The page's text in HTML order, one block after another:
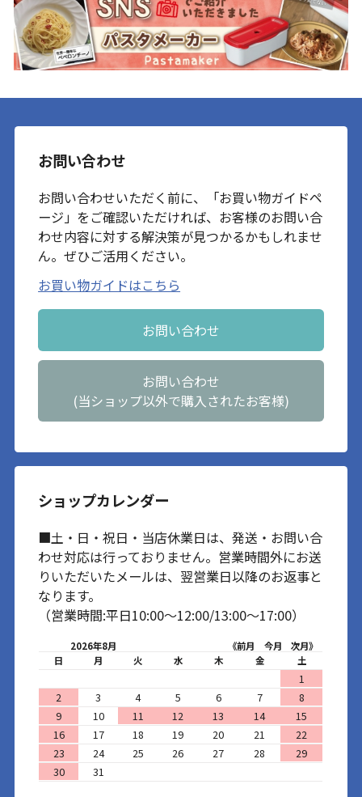
お問い合わせ
お問い合わせいただく前に、「お買い物ガイドペ
ージ」をご確認いただければ、お客様のお問い合
わせ内容に対する解決策が見つかるかもしれませ
ん。ぜひご活用ください。
お買い物ガイドはこちら
お問い合わせ
お問い合わせ
(当ショップ以外で購入されたお客様)
ショップカレンダー
■土・日・祝日・当店休業日は、発送・お問い合
わせ対応は行っておりません。営業時間外にお送
りいただいたメールは、翌営業日以降のお返事と
なります。
（営業時間:平日10:00～12:00/13:00～17:00）
2026年8月 《前月 今月
次月》
日
月 火 水 木 金 土
1
2
3 4 5 6 7
8
9
10 11 12 13 14
15
16
17 18 19 20 21
22
23
24 25 26 27 28
29
30
31